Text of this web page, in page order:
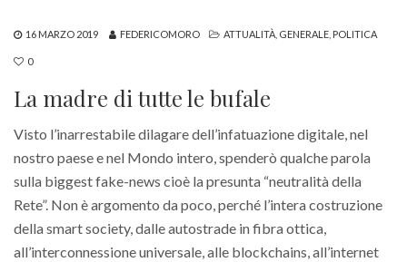
16 MARZO 2019 FEDERICOMORO ATTUALITÀ GENERALE POLITICA
0
La madre di tutte le bufale
Visto l’inarrestabile dilagare dell’infatuazione digitale, nel
nostro paese e nel Mondo intero, spenderò qualche parola
sulla biggest fake-news cioè la presunta “neutralità della
Rete”. Non è argomento da poco, perché l’intera costruzione
della smart society, dalle autostrade in fibra ottica,
all’interconnessione universale, alle blockchains, all’internet